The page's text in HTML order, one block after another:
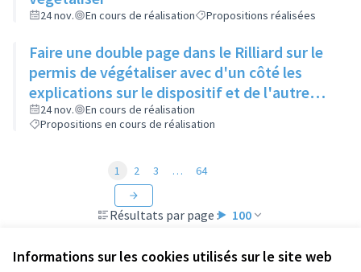
Informations sur les cookies utilisés sur le site web
24 nov. En cours de réalisation Propositions réalisées
Faire une double page dans le Rilliard sur le
permis de végétaliser avec d'un côté les
explications sur le dispositif et de l'autre
côté des exemples concrets de lieux à
investir
24 nov.
En cours de réalisation
Propositions en cours de réalisation
Résultats par page : 100
1 2 3 … 64